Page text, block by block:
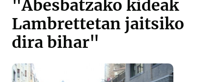
"Abesbatzako kideak
Lambrettetan jaitsiko
dira bihar"